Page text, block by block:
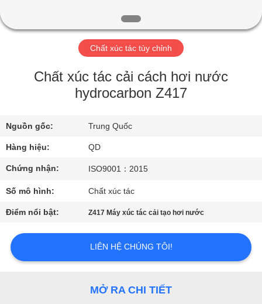
VỀ
QUAN
NHÀ
MÁY
KIỂM
CHẤT
LƯỢNG
Chất xúc tác tùy chỉnh
Chất xúc tác cải cách hơi nước
hydrocarbon Z417
Nguồn gốc: Trung Quốc
Hàng hiệu: QD
Chứng nhận: ISO9001：2015
Số mô hình: Chất xúc tác
Điểm nổi bật: Z417 Máy xúc tác cải tạo hơi nước
LIÊN HỆ CHÚNG TÔI!
MỞ RA CHI TIẾT